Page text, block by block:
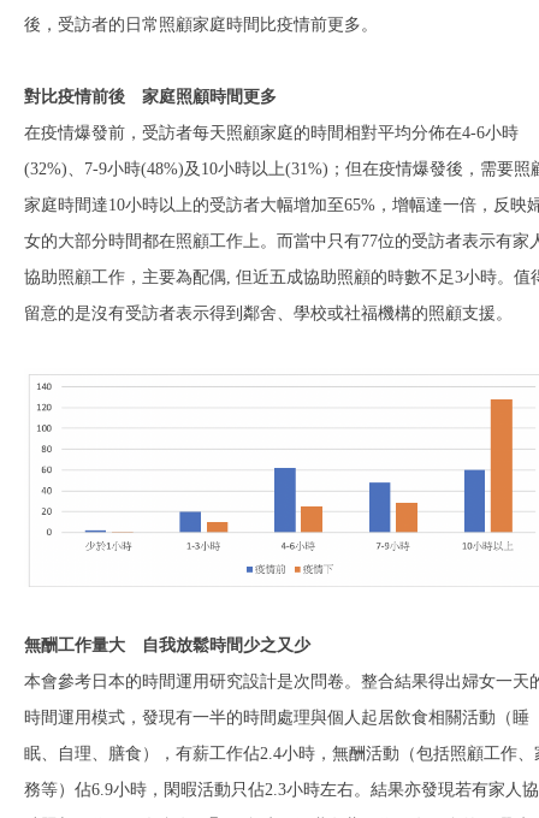
後，受訪者的日常照顧家庭時間比疫情前更多。
對比疫情前後
家庭照顧時間更多
在疫情爆發前，受訪者每天照顧家庭的時間相對平均分佈在4-6小時
(32%)、7-9小時(48%)及10小時以上(31%)；但在疫情爆發後，需要照
家庭時間達10小時以上的受訪者大幅增加至65%，增幅達一倍，反映
女的大部分時間都在照顧工作上。而當中只有77位的受訪者表示有家
協助照顧工作，主要為配偶, 但近五成協助照顧的時數不足3小時。值
留意的是沒有受訪者表示得到鄰舍、學校或社福機構的照顧支援。
無酬工作量大
自我放鬆時間少之又少
本會參考日本的時間運用研究設計是次問卷。整合結果得出婦女一天
時間運用模式，發現有一半的時間處理與個人起居飲食相關活動（睡
眠、自理、膳食），有薪工作佔2.4小時，無酬活動（包括照顧工作、
務等）佔6.9小時，閑暇活動只佔2.3小時左右。結果亦發現若有家人協